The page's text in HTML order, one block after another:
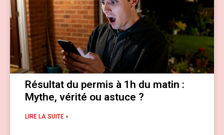
Résultat du permis à 1h du matin :
Mythe, vérité ou astuce ?
LIRE LA SUITE »